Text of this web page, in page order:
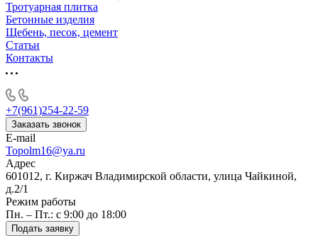
Тротуарная плитка
Бетонные изделия
Щебень, песок, цемент
Статьи
Контакты
+7(961)254-22-59
Заказать звонок
E-mail
Topolm16@ya.ru
Адрес
601012, г. Киржач Владимирской области, улица Чайкиной,
д.2/1
Режим работы
Пн. – Пт.: с 9:00 до 18:00
Подать заявку